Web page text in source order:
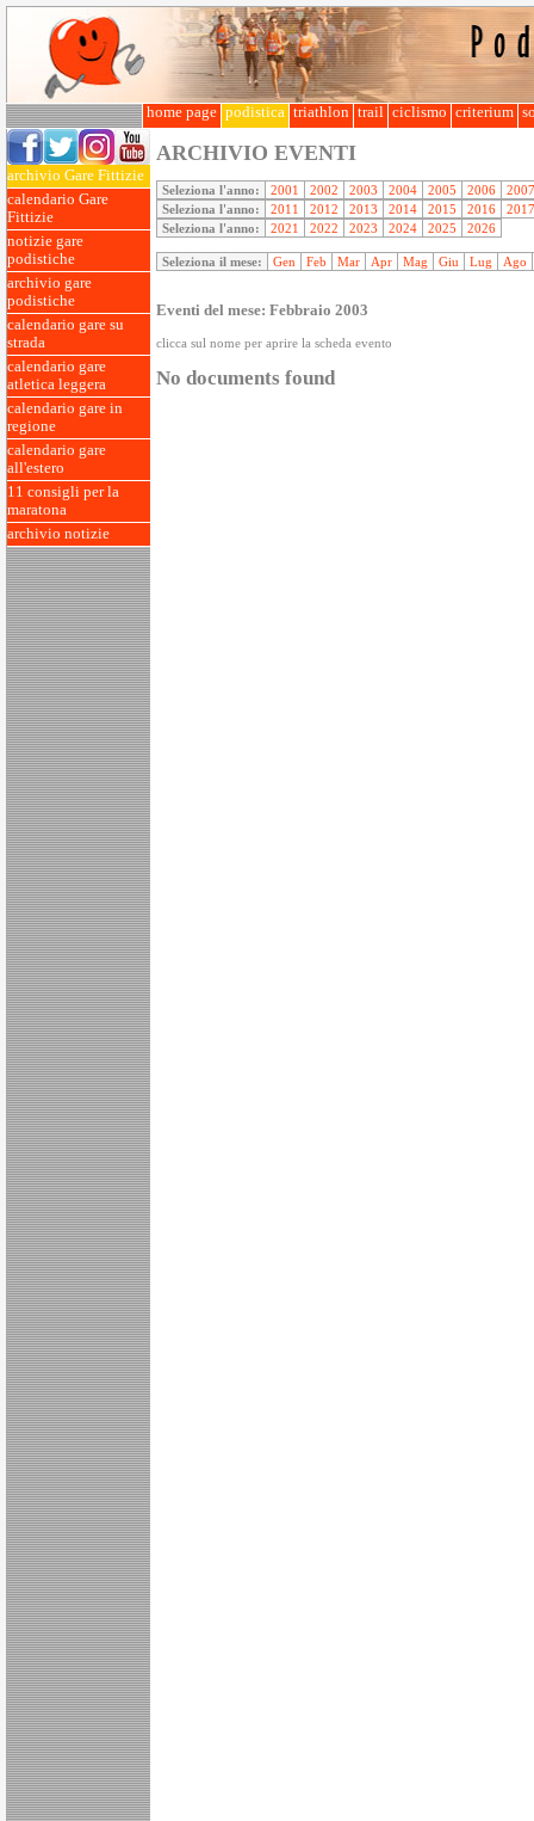
home page podistica triathlon trail ciclismo criterium
archivio Gare Fittizie
calendario Gare
Fittizie
notizie gare
podistiche
archivio gare
podistiche
calendario gare su
strada
calendario gare
atletica leggera
calendario gare in
regione
calendario gare
all'estero
11 consigli per la
maratona
archivio notizie
ARCHIVIO EVENTI
Seleziona l'anno: 2001 2002 2003 2004 2005 2006
2007
Seleziona l'anno:
2011 2012 2013 2014 2015 2016
2017
Seleziona l'anno:
2021 2022 2023 2024 2025 2026
Seleziona il mese: Gen Feb Mar Apr Mag Giu Lug Ago
Eventi del mese: Febbraio 2003
clicca sul nome per aprire la scheda evento
No documents found